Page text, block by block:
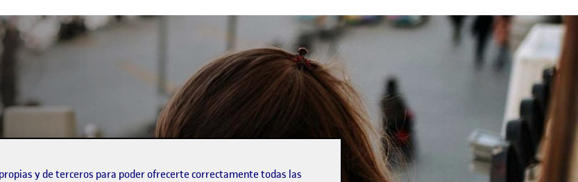
propias y de terceros para poder ofrecerte correctamente todas las